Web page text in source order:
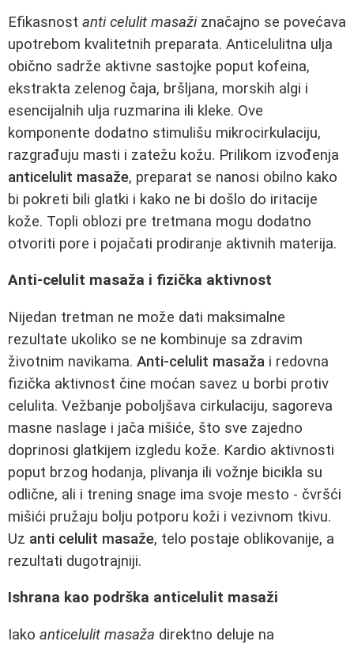
Efikasnost anti celulit masažiznačajno se povećava
upotrebom kvalitetnih preparata. Anticelulitna ulja
obično sadrže aktivne sastojke poput kofeina,
ekstrakta zelenog čaja, bršljana, morskih algi i
esencijalnih ulja ruzmarina ili kleke. Ove
komponente dodatno stimulišu mikrocirkulaciju,
razgrađuju masti i zatežu kožu. Prilikom izvođenja
anticelulit masaže, preparat se nanosi obilno kako
bi pokreti bili glatki i kako ne bi došlo do iritacije
kože. Topli oblozi pre tretmana mogu dodatno
otvoriti pore i pojačati prodiranje aktivnih materija.
Anti-celulit masaža i fizička aktivnost
Nijedan tretman ne može dati maksimalne
rezultate ukoliko se ne kombinuje sa zdravim
životnim navikama. Anti-celulit masaža i redovna
fizička aktivnost čine moćan savez u borbi protiv
celulita. Vežbanje poboljšava cirkulaciju, sagoreva
masne naslage i jača mišiće, što sve zajedno
doprinosi glatkijem izgledu kože. Kardio aktivnosti
poput brzog hodanja, plivanja ili vožnje bicikla su
odlične, ali i trening snage ima svoje mesto - čvršći
mišići pružaju bolju potporu koži i vezivnom tkivu.
Uz anti celulit masaže, telo postaje oblikovanije, a
rezultati dugotrajniji.
Ishrana kao podrška anticelulit masaži
Iako anticelulit masaža direktno deluje na